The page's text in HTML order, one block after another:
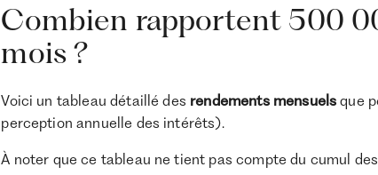
Combien rapportent 500
mois ?
Voici un tableau détaillé des rendements mensuels que
perception annuelle des intérêts).
À noter que ce tableau ne tient pas compte du cumul des